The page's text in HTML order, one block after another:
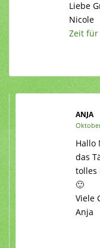
Liebe
Nicole
Zeit für
ANJA
Hallo
das
tolles
🙂
Viele
Anja